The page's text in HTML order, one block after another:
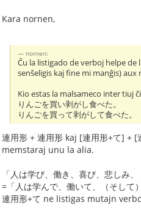
Kara nornen,
nornen:
Ĉu la listigado de verboj helpe de
senŝeligis kaj fine mi manĝis) aux
Kio estas la malsameco inter tiuj
りんごを買い剥がし食べた。
りんごを買って剥がして食べた。
連用形 + 連用形 kaj [連用形+て]
memstaraj unu la alia.
「人は学び、働き、喜び、悲しみ、
=「人は学んで、働いて、（そして
連用形+て ne listigas mutajn